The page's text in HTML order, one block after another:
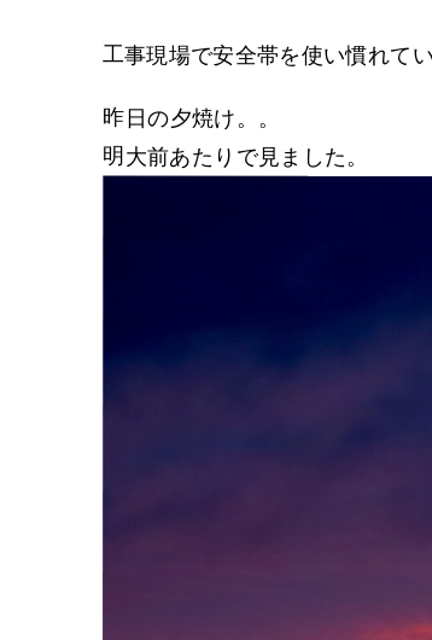
工事現場で安全帯を使い慣れて
昨日の夕焼け。。
明大前あたりで見ました。